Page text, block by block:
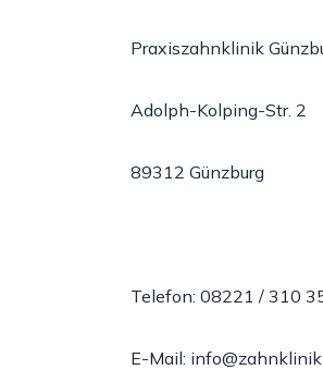
Praxiszahnklinik
Adolph-Kolping-Str. 2
89312 Günzburg
Telefon: 08221 / 310
E-Mail: